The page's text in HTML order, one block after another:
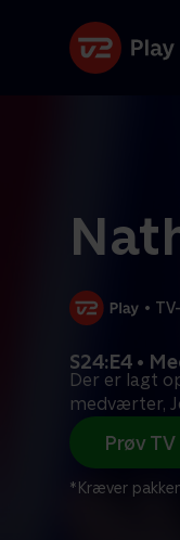
•
S24:E4 •
Der er lagt
medværter,
Prøv
*Kræver